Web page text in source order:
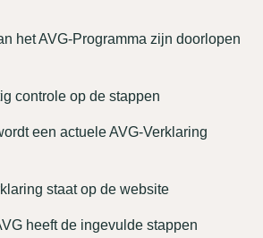
het AVG-Programma zijn doorlopen
controle op de stappen
een actuele AVG-Verklaring
staat op de website
heeft de ingevulde stappen